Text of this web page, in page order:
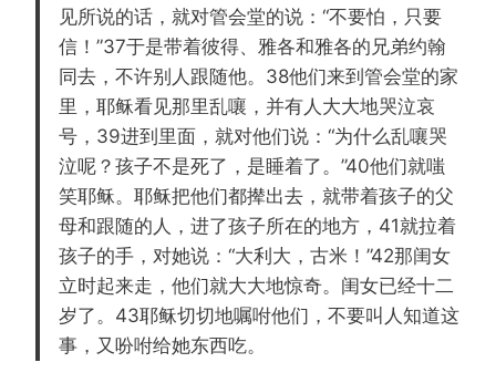
见所说的话，就对管会堂的说：“不要怕，只要
信！”37于是带着彼得、雅各和雅各的兄弟约翰
同去，不许别人跟随他。38他们来到管会堂的家
里，耶稣看见那里乱嚷，并有人大大地哭泣哀
号，39进到里面，就对他们说：“为什么乱嚷哭
泣呢？孩子不是死了，是睡着了。”40他们就嗤
笑耶稣。耶稣把他们都撵出去，就带着孩子的父
母和跟随的人，进了孩子所在的地方，41就拉着
孩子的手，对她说：“大利大，古米！”42那闺女
立时起来走，他们就大大地惊奇。闺女已经十二
岁了。43耶稣切切地嘱咐他们，不要叫人知道这
事，又吩咐给她东西吃。